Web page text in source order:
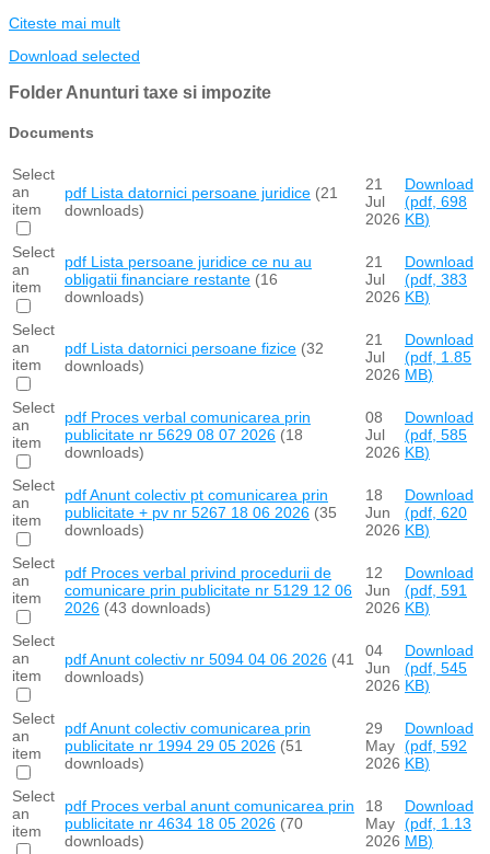
Citeste mai mult
Download selected
Folder Anunturi taxe si impozite
Documents
Select
an
item
pdf Lista datornici persoane juridice (21
downloads)
21
Jul
2026
Download
(pdf, 698
KB)
Select
an
item
pdf Lista persoane juridice ce nu au
obligatii financiare restante (16
downloads)
21
Jul
2026
Download
(pdf, 383
KB)
Select
an
item
pdf Lista datornici persoane fizice (32
downloads)
21
Jul
2026
Download
(pdf, 1.85
MB)
Select
an
item
pdf Proces verbal comunicarea prin
publicitate nr 5629 08 07 2026 (18
downloads)
08
Jul
2026
Download
(pdf, 585
KB)
Select
an
item
pdfAnunt colectiv pt comunicarea prin
publicitate + pv nr 5267 18 06 2026 (35
downloads)
18
Jun
2026
Download
(pdf, 620
KB)
Select
an
item
pdf Proces verbal privind procedurii de
comunicare prin publicitate nr 5129 12 06
2026 (43 downloads)
12
Jun
2026
Download
(pdf, 591
KB)
Select
an
item
pdfAnunt colectiv nr 5094 04 06 2026 (41
downloads)
04
Jun
2026
Download
(pdf, 545
KB)
Select
an
item
pdfAnunt colectiv comunicarea prin
publicitate nr 1994 29 05 2026 (51
downloads)
29
May
2026
Download
(pdf, 592
KB)
Select
an
item
pdf Proces verbal anunt comunicarea prin
publicitate nr 4634 18 05 2026 (70
downloads)
18
May
2026
Download
(pdf, 1.13
MB)